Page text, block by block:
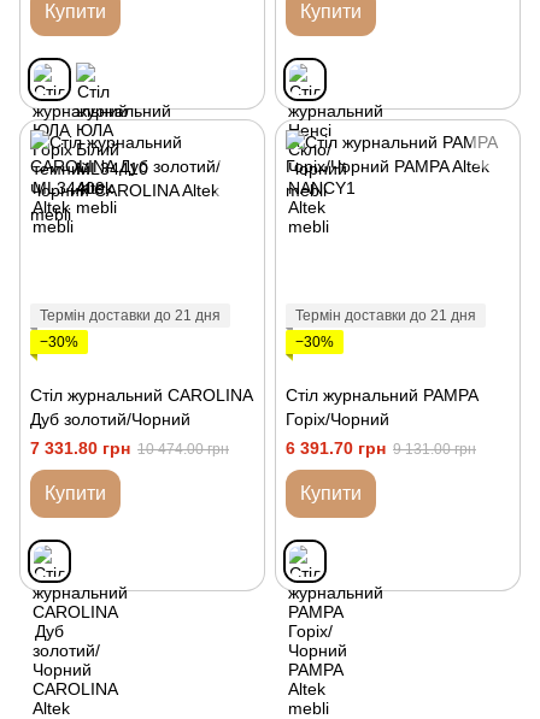
Купити Купити
Термін доставки до 21 дня
−30%
Стіл журнальний CAROLINA
Дуб золотий/Чорний
7 331.80 грн 10 474.00 грн
Купити
Термін доставки до 21 дня
−30%
Стіл журнальний PAMPA
Горіх/Чорний
6 391.70 грн 9 131.00 грн
Купити